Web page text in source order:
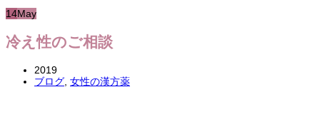
14May
冷え性のご相談
2019
ブログ 女性の漢方薬